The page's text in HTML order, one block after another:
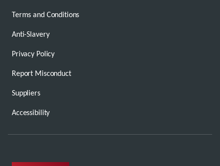
Terms and Conditions
Anti-Slavery
Privacy Policy
Report Misconduct
Suppliers
Accessibility